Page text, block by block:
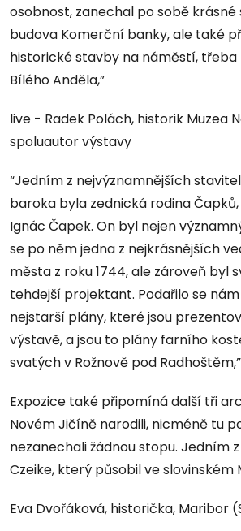
osobnost, zanechal po sobě krásné
budova Komerční banky, ale také
historické stavby na náměstí, třeba
Bílého Anděla,”
live - Radek Polách, historik Muzea
spoluautor výstavy
“Jedním z nejvýznamnějších
baroka byla zednická rodina
Ignác Čapek. On byl nejen
se po něm jedna z nejkrásnějších
města z roku 1744, ale zároveň byl
tehdejší projektant. Podařilo se
nejstarší plány, které jsou
výstavě, a jsou to plány farního
svatých v Rožnově pod Radhoštěm,”
Expozice také připomíná další tři
Novém Jičíně narodili, nicméně tu
nezanechali žádnou stopu. Jedním
Czeike, který působil ve slovinském
Eva Dvořáková, historička, Maribor